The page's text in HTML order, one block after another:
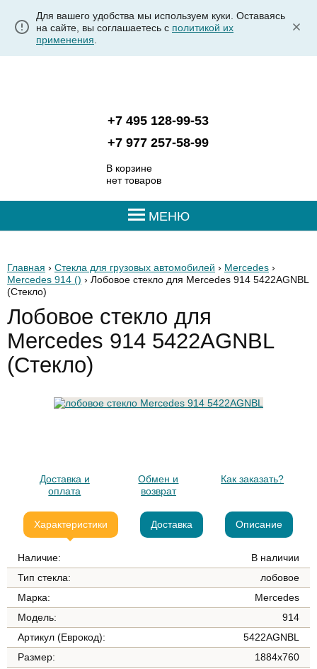
Для вашего удобства мы используем куки. Оставаясь
на сайте, вы соглашаетесь с политикой их
применения
+7 495 128-99-53
+7 977 257-58-99
В корзине
нет товаров
МЕНЮ
Главная › Стекла для грузовых автомобилей › Mercedes ›
Mercedes 914 () › Лобовое стекло для Mercedes 914 5422AGNBL
(Стекло)
Лобовое стекло для
Mercedes 914 5422AGNBL
(Стекло)
Доставка и
оплата
Обмен и
возврат
Как заказать?
Характеристики Доставка Описание
Наличие:
В наличии
Тип стекла:
лобовое
Марка:
Mercedes
Модель:
914
Артикул (Еврокод):
5422AGNBL
Размер:
1884x760